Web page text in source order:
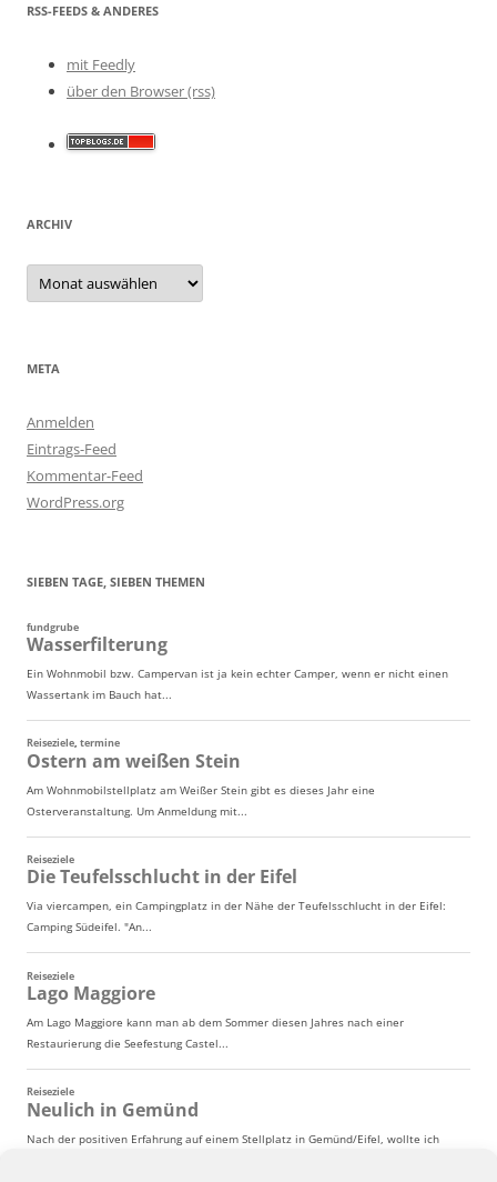
RSS-FEEDS & ANDERES
mit Feedly
über den Browser (rss)
ARCHIV
Archiv
META
Anmelden
Eintrags-Feed
Kommentar-Feed
WordPress.org
SIEBEN TAGE, SIEBEN THEMEN